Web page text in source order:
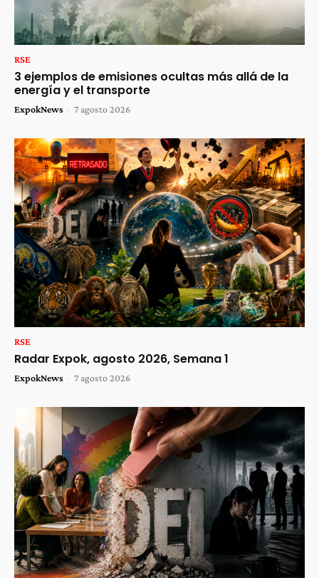
RSE
3 ejemplos de emisiones ocultas más allá de la
energía y el transporte
ExpokNews - 7 agosto 2026
RSE
Radar Expok, agosto 2026, Semana 1
ExpokNews - 7 agosto 2026